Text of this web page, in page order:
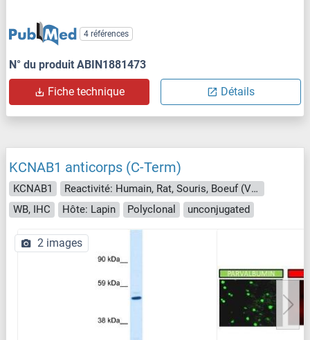
4 références
N° du produit ABIN1881473
Fiche technique Détails
KCNAB1 anticorps (C-Term)
KCNAB1
Reactivité: Humain, Rat, Souris, Boeuf (Vache), Chien, Cobaye, Cheval, Lapin, Poisson zèbre (Danio rerio)
WB, IHC
Hôte: Lapin Polyclonal unconjugated
2 images